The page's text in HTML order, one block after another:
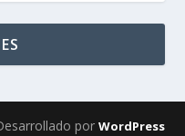
por WordPress